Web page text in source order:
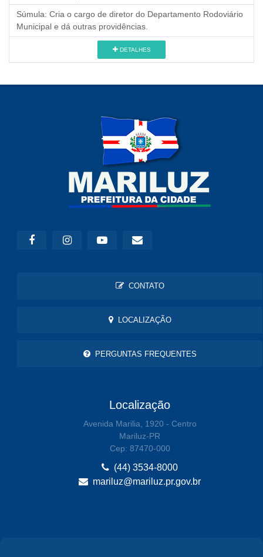
Súmula: Cria o cargo de diretor do Departamento Rodoviário
Municipal e dá outras providências.
DETALHES
CONTATO
LOCALIZAÇÃO
PERGUNTAS FREQUENTES
Localização
Avenida Marilia, 1920 - Centro
Mariluz-PR
Cep: 87470-000
(44) 3534-8000
mariluz@mariluz.pr.gov.br